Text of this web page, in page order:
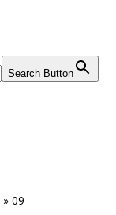
Search Button
» 09